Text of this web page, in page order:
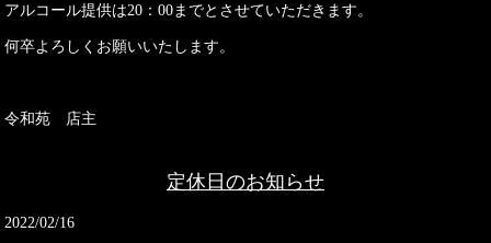
アルコール提供は20：00までとさせていただきます。
何卒よろしくお願いいたします。
令和苑 店主
定休日のお知らせ
2022/02/16